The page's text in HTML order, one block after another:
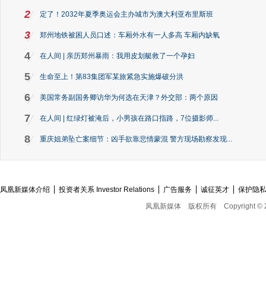
2 定了！2032年夏季奥运会主办城市为澳大利亚布里斯班
3 郑州地铁被困人员口述：车厢外水有一人多高 车厢内缺氧
4 在人间 | 亲历郑州暴雨：我用皮划艇救了一个孕妇
5 生命至上！第83集团军某旅紧急实施爆破分洪
6 美国常务副国务卿访华为何选在天津？外交部：两个原因
7 在人间 | 红绿灯被淹后，小男孩在路口指路，7位摄影师...
8 重庆姐弟坠亡案细节：凶手欲靠悲情蒙混 警方现场勘察发现...
凤凰新媒体介绍 投资者关系 Investor Relations 广告服务 诚征英才
保护隐
凤凰新媒体
版权所有 Copyright ©